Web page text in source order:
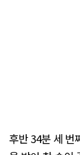
후반 34분 세 번